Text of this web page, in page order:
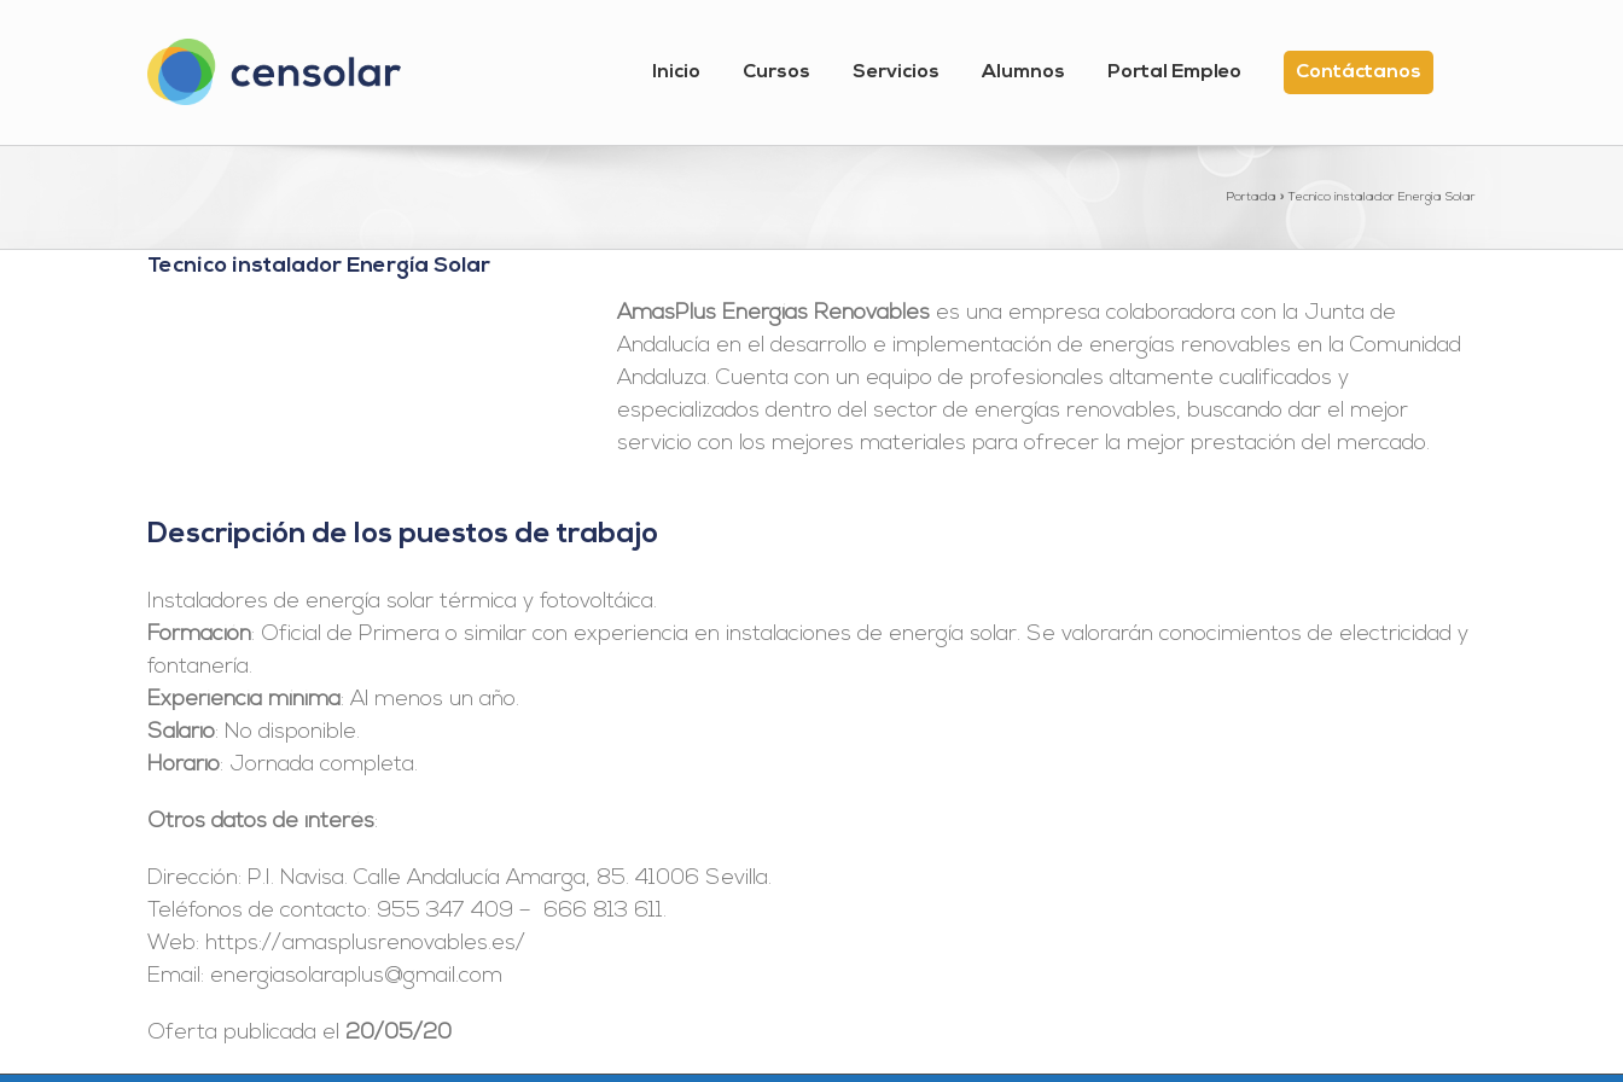
Inicio Cursos Servicios Alumnos Portal Empleo Contáctanos
Portada »Tecnico instalador Energía Solar
Tecnico instalador Energía Solar
AmasPlus Energías Renovableses una empresa colaboradora con la Junta de
Andalucía en el desarrollo e implementación de energías renovables en la Comunidad
Andaluza. Cuenta con un equipo de profesionales altamente cualificados y
especializados dentro del sector de energías renovables, buscando dar el mejor
servicio con los mejores materiales para ofrecer la mejor prestación del mercado.
Descripción de los puestos de trabajo
Instaladores de energía solar térmica y fotovoltáica.
Formación: Oficial de Primera o similar con experiencia en instalaciones de energía solar. Se valorarán conocimientos de electricidad y
fontanería.
Experiencia mínima: Al menos un año.
Salario: No disponible.
Horario: Jornada completa.
Otros datos de interés:
Dirección: P.I. Navisa. Calle Andalucía Amarga, 85. 41006 Sevilla.
Teléfonos de contacto: 955 347 409 – 666 813 611.
Web: https://amasplusrenovables.es/
Email: energiasolaraplus@gmail.com
Oferta publicada el 20/05/20